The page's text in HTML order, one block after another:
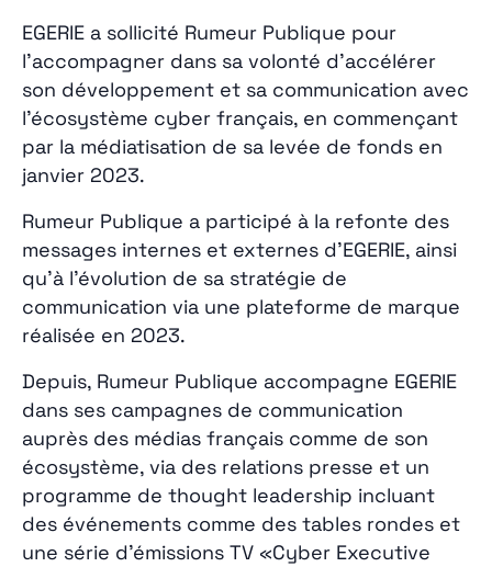
EGERIE a sollicité Rumeur Publique pour
l’accompagner dans sa volonté d’accélérer
son développement et sa communication avec
l’écosystème cyber français, en commençant
par la médiatisation de sa levée de fonds en
janvier 2023.
Rumeur Publique a participé à la refonte des
messages internes et externes d’EGERIE, ainsi
qu’à l’évolution de sa stratégie de
communication via une plateforme de marque
réalisée en 2023.
Depuis, Rumeur Publique accompagne EGERIE
dans ses campagnes de communication
auprès des médias français comme de son
écosystème, via des relations presse et un
programme de thought leadership incluant
des événements comme des tables rondes et
une série d’émissions TV «Cyber Executive